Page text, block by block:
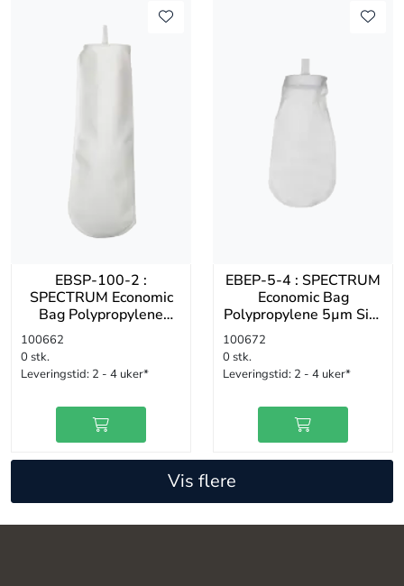
EBSP-100-2 :
SPECTRUM Economic
Bag Polypropylene
100µm Size 2
Polypropylene Standard
Neck
100662
0 stk.
Leveringstid: 2 - 4 uker*
EBEP-5-4 : SPECTRUM
Economic Bag
Polypropylene 5µm Size
4 Polypropylene Neck
100672
0 stk.
Leveringstid: 2 - 4 uker*
Vis flere